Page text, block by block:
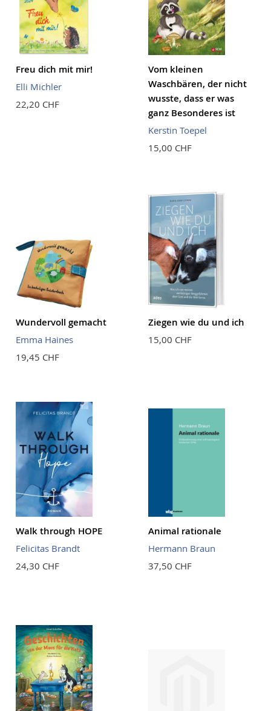
Freu dich mit mir!
Elli Michler
22,20 CHF
Vom kleinen
Waschbären, der nicht
wusste, dass er was
ganz Besonderes ist
Kerstin Toepel
15,00 CHF
Wundervoll gemacht
Emma Haines
19,45 CHF
Ziegen wie du und ich
15,00 CHF
Walk through HOPE
Felicitas Brandt
24,30 CHF
Animal rationale
Hermann Braun
37,50 CHF